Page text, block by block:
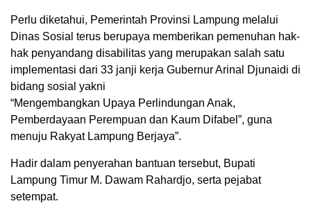
Perlu diketahui, Pemerintah Provinsi Lampung melalui
Dinas Sosial terus berupaya memberikan pemenuhan hak-
hak penyandang disabilitas yang merupakan salah satu
implementasi dari 33 janji kerja Gubernur Arinal Djunaidi di
bidang sosial yakni
“Mengembangkan Upaya Perlindungan Anak,
Pemberdayaan Perempuan dan Kaum Difabel”, guna
menuju Rakyat Lampung Berjaya”.
Hadir dalam penyerahan bantuan tersebut, Bupati
Lampung Timur M. Dawam Rahardjo, serta pejabat
setempat.